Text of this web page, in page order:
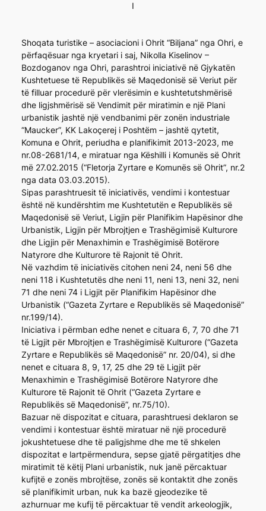
I
Shoqata turistike – asociacioni i Ohrit “Biljana” nga Ohri, e
përfaqësuar nga kryetari i saj, Nikolla Kiselinov –
Bozdoganov nga Ohri, parashtroi iniciativë në Gjykatën
Kushtetuese të Republikës së Maqedonisë së Veriut për
të filluar procedurë për vlerësimin e kushtetutshmërisë
dhe ligjshmërisë së Vendimit për miratimin e një Plani
urbanistik jashtë një vendbanimi për zonën industriale
“Maucker”, KK Lakoçerej i Poshtëm – jashtë qytetit,
Komuna e Ohrit, periudha e planifikimit 2013-2023, me
nr.08-2681/14, e miratuar nga Këshilli i Komunës së Ohrit
më 27.02.2015 (“Fletorja Zyrtare e Komunës së Ohrit”, nr.2
nga data 03.03.2015).
Sipas parashtruesit të iniciativës, vendimi i kontestuar
është në kundërshtim me Kushtetutën e Republikës së
Maqedonisë së Veriut, Ligjin për Planifikim Hapësinor dhe
Urbanistik, Ligjin për Mbrojtjen e Trashëgimisë Kulturore
dhe Ligjin për Menaxhimin e Trashëgimisë Botërore
Natyrore dhe Kulturore të Rajonit të Ohrit.
Në vazhdim të iniciativës citohen neni 24, neni 56 dhe
neni 118 i Kushtetutës dhe neni 11, neni 13, neni 32, neni
71 dhe neni 74 i Ligjit për Planifikim Hapësinor dhe
Urbanistik (“Gazeta Zyrtare e Republikës së Maqedonisë”
nr.199/14).
Iniciativa i përmban edhe nenet e cituara 6, 7, 70 dhe 71
të Ligjit për Mbrojtjen e Trashëgimisë Kulturore (“Gazeta
Zyrtare e Republikës së Maqedonisë” nr. 20/04), si dhe
nenet e cituara 8, 9, 17, 25 dhe 29 të Ligjit për
Menaxhimin e Trashëgimisë Botërore Natyrore dhe
Kulturore të Rajonit të Ohrit (“Gazeta Zyrtare e
Republikës së Maqedonisë”, nr.75/10).
Bazuar në dispozitat e cituara, parashtruesi deklaron se
vendimi i kontestuar është miratuar në një procedurë
jokushtetuese dhe të paligjshme dhe me të shkelen
dispozitat e lartpërmendura, sepse gjatë përgatitjes dhe
miratimit të këtij Plani urbanistik, nuk janë përcaktuar
kufijtë e zonës mbrojtëse, zonës së kontaktit dhe zonës
së planifikimit urban, nuk ka bazë gjeodezike të
azhurnuar me kufij të përcaktuar të vendit arkeologjik,